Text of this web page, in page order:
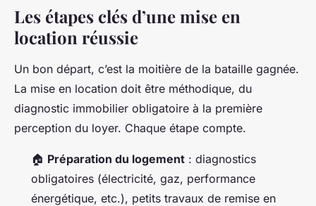
Les étapes clés d’une mise en
location réussie
Un bon départ, c’est la moitière de la bataille gagnée.
La mise en location doit être méthodique, du
diagnostic immobilier obligatoire à la première
perception du loyer. Chaque étape compte.
🏠 Préparation du logement : diagnostics
obligatoires (électricité, gaz, performance
énergétique, etc.), petits travaux de remise en